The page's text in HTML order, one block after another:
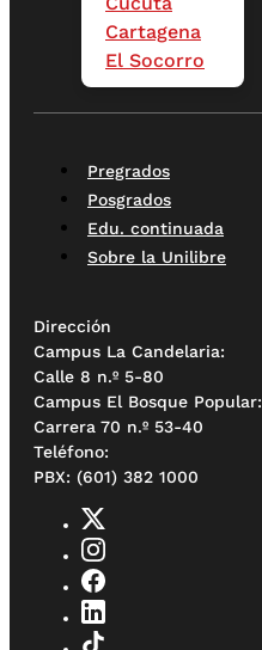
Cartagena
El Socorro
Pregrados
Posgrados
Edu. continuada
Sobre la Unilibre
Dirección
Campus La Candelaria:
Calle 8 n.º 5-80
Campus El Bosque Popular:
Carrera 70 n.º 53-40
Teléfono:
PBX: (601) 382 1000